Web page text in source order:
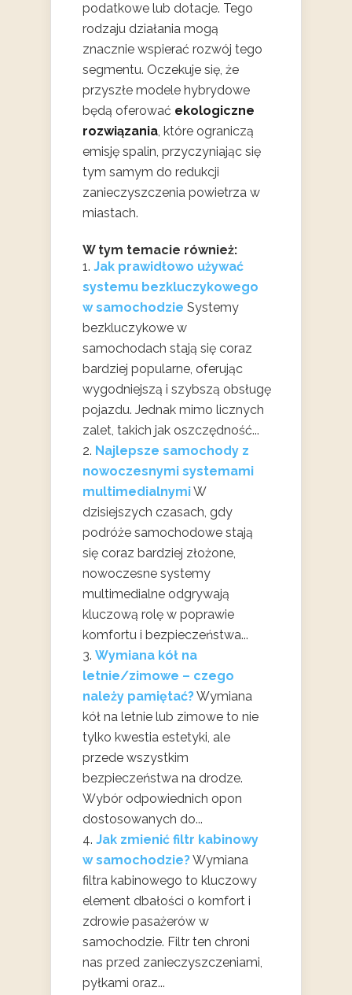
podatkowe lub dotacje. Tego
rodzaju działania mogą
znacznie wspierać rozwój tego
segmentu. Oczekuje się, że
przyszłe modele hybrydowe
będą oferować ekologiczne
rozwiązania, które ograniczą
emisję spalin, przyczyniając się
tym samym do redukcji
zanieczyszczenia powietrza w
miastach.
W tym temacie również:
Jak prawidłowo używać
systemu bezkluczykowego
w samochodzie Systemy
bezkluczykowe w
samochodach stają się coraz
bardziej popularne, oferując
wygodniejszą i szybszą obsługę
pojazdu. Jednak mimo licznych
zalet, takich jak oszczędność...
Najlepsze samochody z
nowoczesnymi systemami
multimedialnymiW
dzisiejszych czasach, gdy
podróże samochodowe stają
się coraz bardziej złożone,
nowoczesne systemy
multimedialne odgrywają
kluczową rolę w poprawie
komfortu i bezpieczeństwa...
Wymiana kół na
letnie/zimowe – czego
należy pamiętać?Wymiana
kół na letnie lub zimowe to nie
tylko kwestia estetyki, ale
przede wszystkim
bezpieczeństwa na drodze.
Wybór odpowiednich opon
dostosowanych do...
Jak zmienić filtr kabinowy
w samochodzie?Wymiana
filtra kabinowego to kluczowy
element dbałości o komfort i
zdrowie pasażerów w
samochodzie. Filtr ten chroni
nas przed zanieczyszczeniami,
pyłkami oraz...